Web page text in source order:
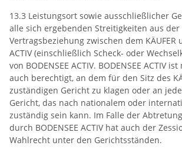
13.3 Leistungsort sowie ausschließlicher
alle sich ergebenden Streitigkeiten aus der
Vertragsbeziehung zwischen dem KÄUFER
ACTIV (einschließlich Scheck- oder
von BODENSEE ACTIV. BODENSEE ACTIV
auch berechtigt, an dem für den Sitz des
zuständigen Gericht zu klagen oder an
Gericht, das nach nationalem oder
zuständig sein kann. Im Falle der
durch BODENSEE ACTIV hat auch der
Wahlrecht unter den Gerichtsständen.